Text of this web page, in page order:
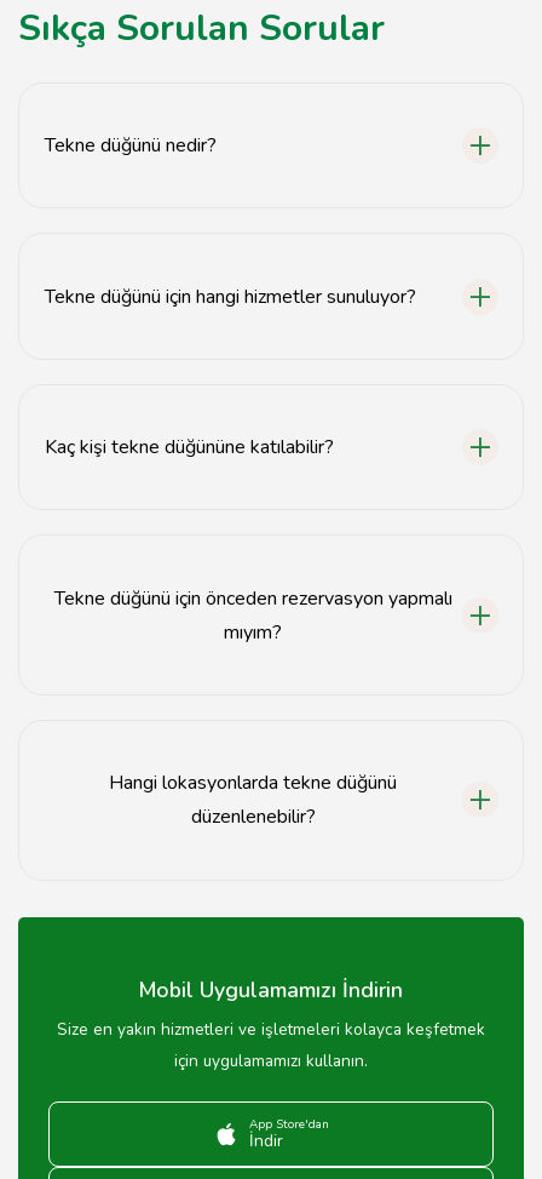
Sıkça Sorulan Sorular
Tekne düğünü nedir?
Tekne düğünü için hangi hizmetler sunuluyor?
Kaç kişi tekne düğününe katılabilir?
Tekne düğünü için önceden rezervasyon yapmalı
mıyım?
Hangi lokasyonlarda tekne düğünü
düzenlenebilir?
özellikle popüler tatil bölgelerinde düzenlenebilir.
Mobil Uygulamamızı İndirin
Size en yakın hizmetleri ve işletmeleri kolayca keşfetmek
için uygulamamızı kullanın.
App Store'dan
İndir